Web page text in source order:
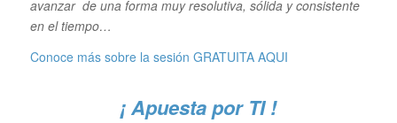
avanzar de una forma muy resolutiva, sólida y consistente
en el tiempo…
Conoce más sobre la sesión GRATUITA AQUI
¡ Apuesta por TI !